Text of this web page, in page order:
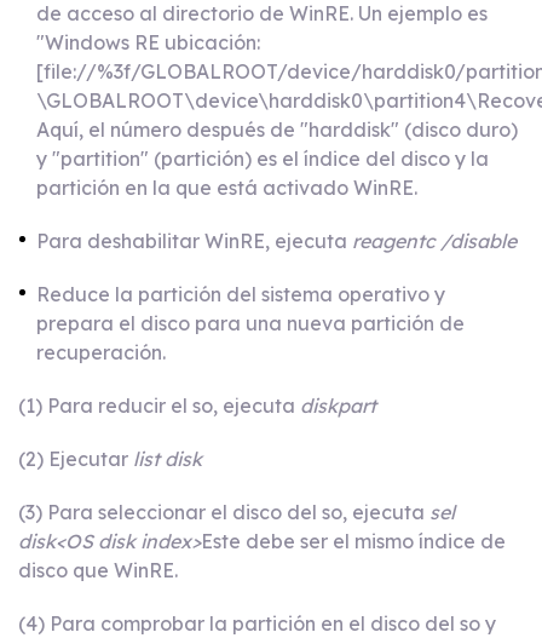
de acceso al directorio de WinRE. Un ejemplo es
"Windows RE ubicación:
[file://%3f/GLOBALROOT/device/harddisk0/
Aquí, el número después de "harddisk" (disco duro)
y "partition" (partición) es el índice del disco y la
partición en la que está activado WinRE.
Para deshabilitar WinRE, ejecuta reagentc /disable
Reduce la partición del sistema operativo y
prepara el disco para una nueva partición de
recuperación.
(1) Para reducir el so, ejecuta diskpart
(2) Ejecutar list disk
(3) Para seleccionar el disco del so, ejecuta sel
disk<OS disk index>Este debe ser el mismo índice de
disco que WinRE.
(4) Para comprobar la partición en el disco del so y